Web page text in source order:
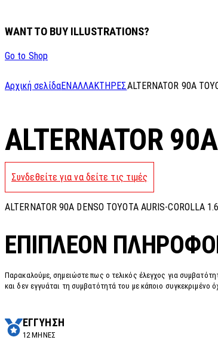
WANT TO BUY ILLUSTRATIONS?
Go to Shop
Αρχική σελίδαΕΝΑΛΛΑΚΤΗΡΕΣALTERNATOR 90A
ALTERNATOR
Συνδεθείτε για να δείτε τις τιμές
ALTERNATOR 90A DENSO TOYOTA AURIS-COROLLA
ΕΠΙΠΛΈΟΝ
Παρακαλούμε, σημειώστε πως ο τελικός έλεγχος για
και δεν εγγυάται τη συμβατότητά του με κάποιο συγκεκριμένο
ΕΓΓΥΗΣΗ
12 ΜΗΝΕΣ